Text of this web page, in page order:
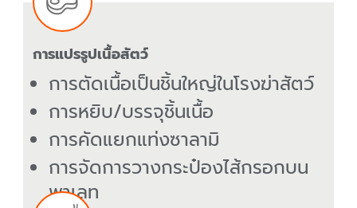
การแปรรูปเนื้อสัตว์
การตัดเนื้อเป็นชิ้นใหญ่ในโรงฆ่าสัตว์
การหยิบ/บรรจุชิ้นเนื้อ
การคัดแยกแท่งซาลามิ
การจัดการวางกระป๋องไส้กรอกบน
พาเลท